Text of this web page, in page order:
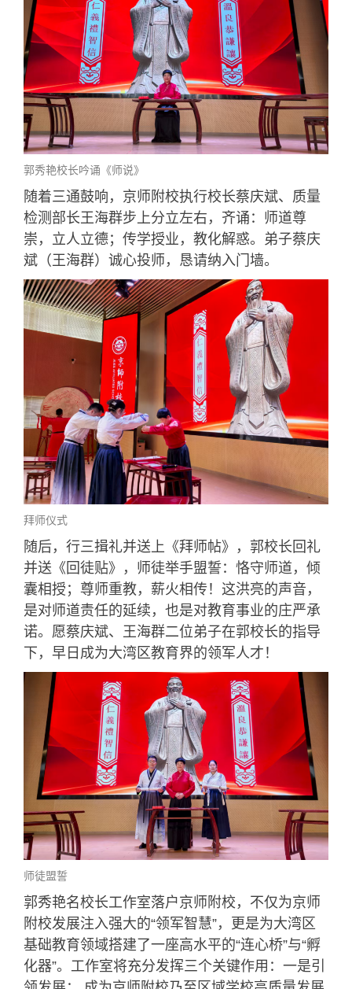
郭秀艳校长吟诵《师说》
随着三通鼓响，京师附校执行校长蔡庆斌、质量
检测部长王海群步上分立左右，齐诵：师道尊
崇，立人立德；传学授业，教化解惑。弟子蔡庆
斌（王海群）诚心投师，恳请纳入门墙。
拜师仪式
随后，行三揖礼并送上《拜师帖》，郭校长回礼
并送《回徒贴》，师徒举手盟誓：恪守师道，倾
囊相授；尊师重教，薪火相传！这洪亮的声音，
是对师道责任的延续，也是对教育事业的庄严承
诺。愿蔡庆斌、王海群二位弟子在郭校长的指导
下，早日成为大湾区教育界的领军人才！
师徒盟誓
郭秀艳名校长工作室落户京师附校，不仅为京师
附校发展注入强大的“领军智慧”，更是为大湾区
基础教育领域搭建了一座高水平的“连心桥”与“孵
化器”。工作室将充分发挥三个关键作用：一是引